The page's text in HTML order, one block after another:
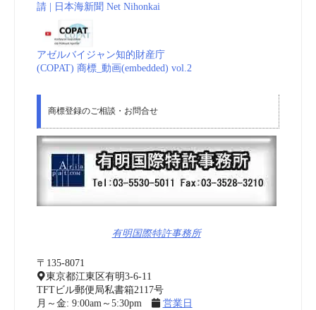
請 | 日本海新聞 Net Nihonkai
アゼルバイジャン知的財産庁
(COPAT) 商標_動画(embedded) vol.2
商標登録のご相談・お問合せ
有明国際特許事務所
〒135-8071
東京都江東区有明3-6-11
TFTビル郵便局私書箱2117号
月～金: 9:00am～5:30pm
営業日